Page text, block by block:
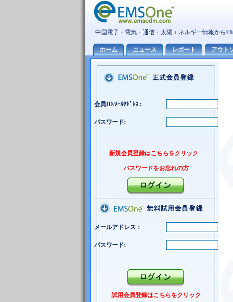
会員ID/ﾒｰﾙｱﾄﾞﾚｽ :
パスワード:
新規会員登録はこちらをクリック
パスワードをお忘れの方
メールアドレス：
パスワード:
試用会員登録はこちらをクリック